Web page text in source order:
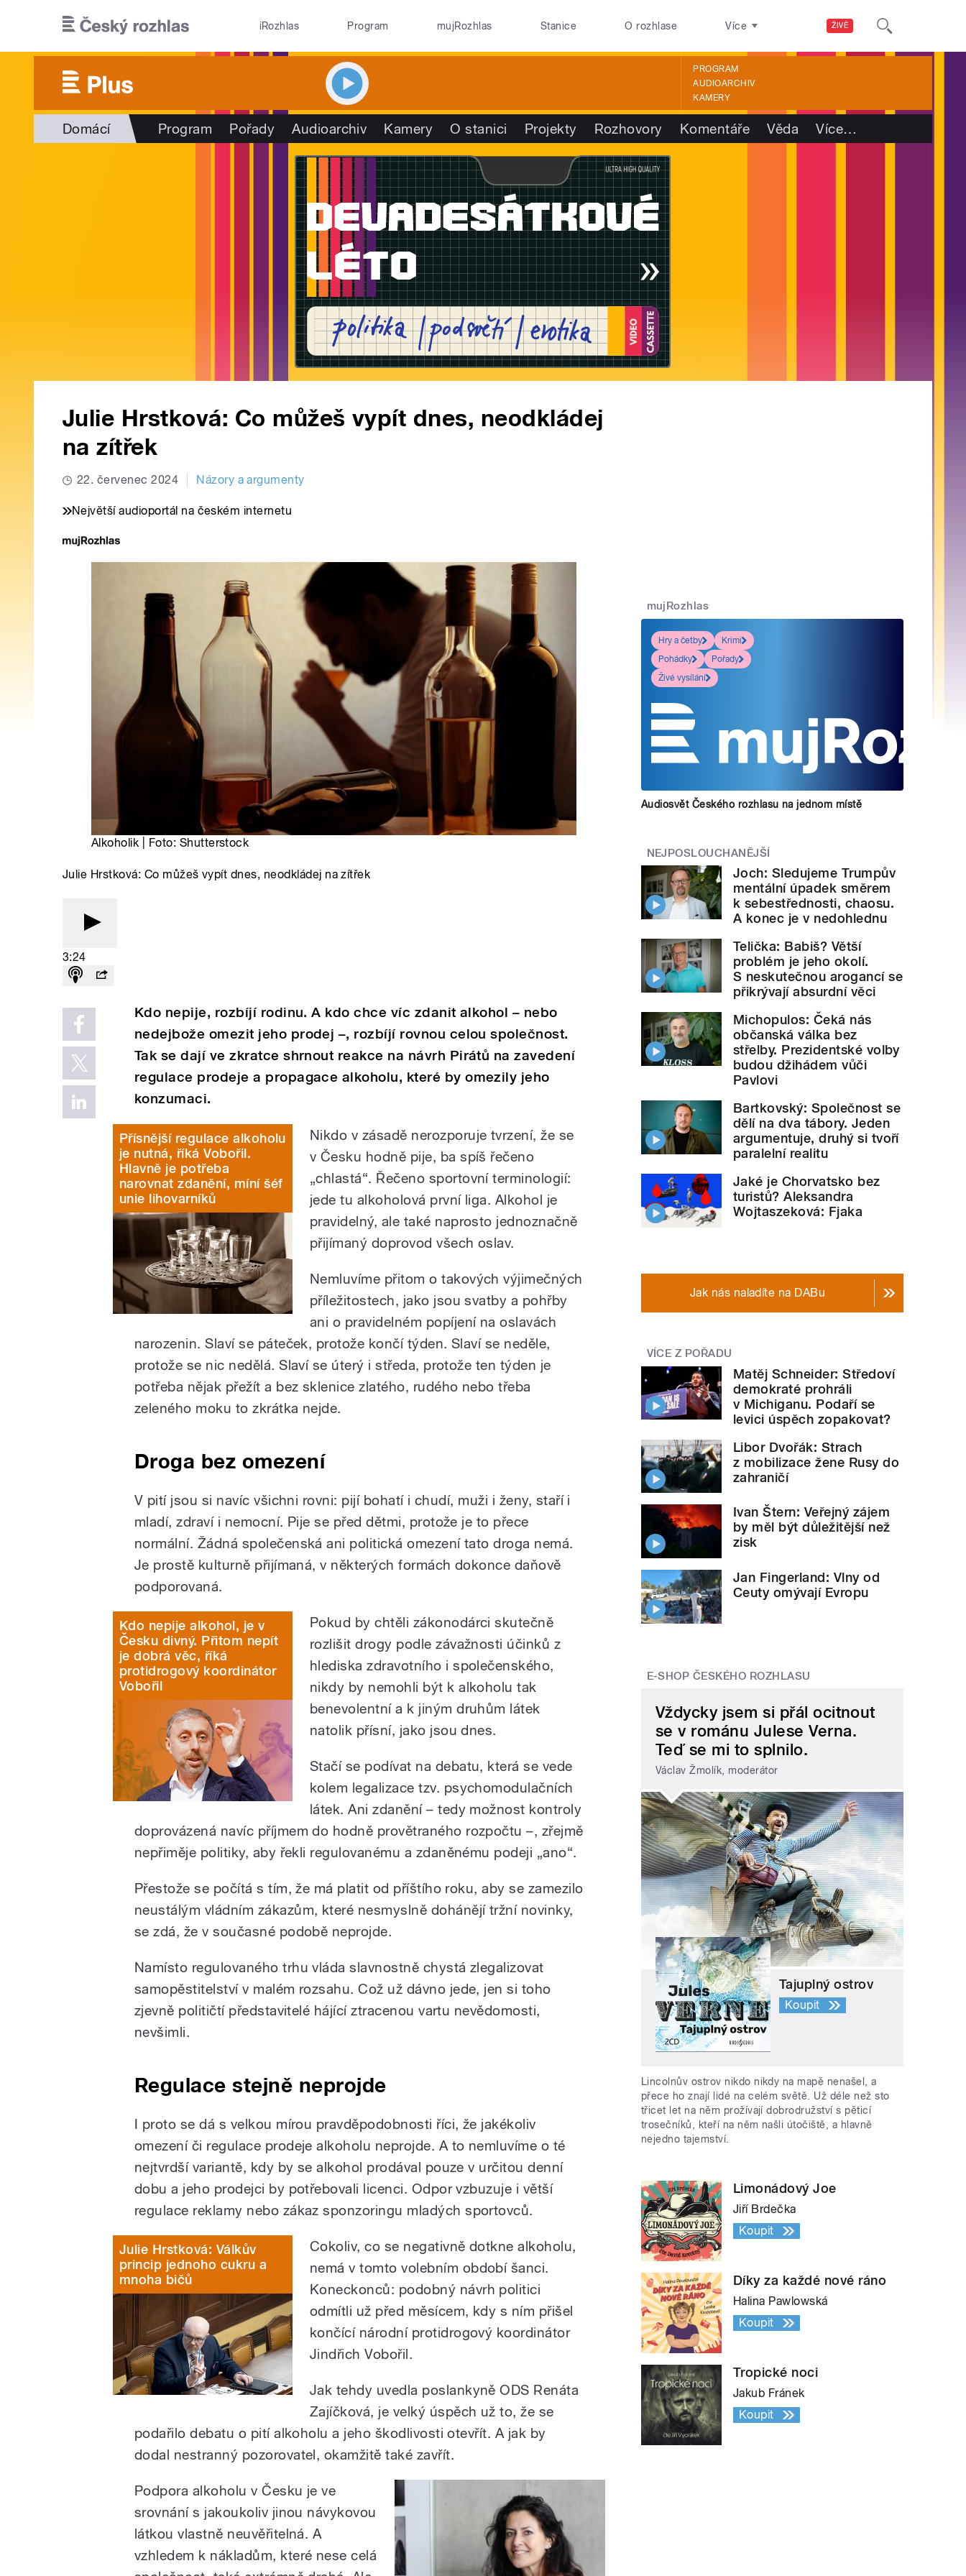
ŽIVĚ
iRozhlas Program mujRozhlas Stanice O rozhlase Více
PROGRAM
AUDIOARCHIV
KAMERY
Domácí Program Pořady Audioarchiv Kamery O stanici Projekty Rozhovory Komentáře Věda Více…
Julie Hrstková: Co můžeš vypít dnes, neodkládej
na zítřek
22. červenec 2024 Názory a argumenty
Největší audioportál na českém internetu
Alkoholik | Foto: Shutterstock
Julie Hrstková: Co můžeš vypít dnes, neodkládej na zítřek
3:24
Kdo nepije, rozbíjí rodinu. A kdo chce víc zdanit alkohol – nebo
nedejbože omezit jeho prodej –, rozbíjí rovnou celou společnost.
Tak se dají ve zkratce shrnout reakce na návrh Pirátů na zavedení
regulace prodeje a propagace alkoholu, které by omezily jeho
konzumaci.
Přísnější regulace alkoholu
je nutná, říká Vobořil.
Hlavně je potřeba
narovnat zdanění, míní šéf
unie lihovarníků
Nikdo v zásadě nerozporuje tvrzení, že se
v Česku hodně pije, ba spíš řečeno
„chlastá“. Řečeno sportovní terminologií:
jede tu alkoholová první liga. Alkohol je
pravidelný, ale také naprosto jednoznačně
přijímaný doprovod všech oslav.
Nemluvíme přitom o takových výjimečných
příležitostech, jako jsou svatby a pohřby
ani o pravidelném popíjení na oslavách
narozenin. Slaví se páteček, protože končí týden. Slaví se neděle,
protože se nic nedělá. Slaví se úterý i středa, protože ten týden je
potřeba nějak přežít a bez sklenice zlatého, rudého nebo třeba
zeleného moku to zkrátka nejde.
Droga bez omezení
V pití jsou si navíc všichni rovni: pijí bohatí i chudí, muži i ženy, staří i
mladí, zdraví i nemocní. Pije se před dětmi, protože je to přece
normální. Žádná společenská ani politická omezení tato droga nemá.
Je prostě kulturně přijímaná, v některých formách dokonce daňově
podporovaná.
Kdo nepije alkohol, je v
Česku divný. Přitom nepít
je dobrá věc, říká
protidrogový koordinátor
Vobořil
Pokud by chtěli zákonodárci skutečně
rozlišit drogy podle závažnosti účinků z
hlediska zdravotního i společenského,
nikdy by nemohli být k alkoholu tak
benevolentní a k jiným druhům látek
natolik přísní, jako jsou dnes.
Stačí se podívat na debatu, která se vede
kolem legalizace tzv. psychomodulačních
látek. Ani zdanění – tedy možnost kontroly
doprovázená navíc příjmem do hodně provětraného rozpočtu –, zřejmě
nepřiměje politiky, aby řekli regulovanému a zdaněnému podeji „ano“.
Přestože se počítá s tím, že má platit od příštího roku, aby se zamezilo
neustálým vládním zákazům, které nesmyslně dohánějí tržní novinky,
se zdá, že v současné podobě neprojde.
Namísto regulovaného trhu vláda slavnostně chystá zlegalizovat
samopěstitelství v malém rozsahu. Což už dávno jede, jen si toho
zjevně političtí představitelé hájící ztracenou vartu nevědomosti,
nevšimli.
Regulace stejně neprojde
I proto se dá s velkou mírou pravděpodobnosti říci, že jakékoliv
omezení či regulace prodeje alkoholu neprojde. A to nemluvíme o té
nejtvrdší variantě, kdy by se alkohol prodával pouze v určitou denní
dobu a jeho prodejci by potřebovali licenci. Odpor vzbuzuje i větší
regulace reklamy nebo zákaz sponzoringu mladých sportovců.
Julie Hrstková: Válkův
princip jednoho cukru a
mnoha bičů
Cokoliv, co se negativně dotkne alkoholu,
nemá v tomto volebním období šanci.
Koneckonců: podobný návrh politici
odmítli už před měsícem, kdy s ním přišel
končící národní protidrogový koordinátor
Jindřich Vobořil.
Jak tehdy uvedla poslankyně ODS Renáta
Zajíčková, je velký úspěch už to, že se
podařilo debatu o pití alkoholu a jeho škodlivosti otevřít. A jak by
dodal nestranný pozorovatel, okamžitě také zavřít.
Podpora alkoholu v Česku je ve
srovnání s jakoukoliv jinou návykovou
látkou vlastně neuvěřitelná. A
vzhledem k nákladům, které nese celá
mujRozhlas
Hry a četby
Krimi
Pohádky
Pořady
Živé vysílání
Audiosvět Českého rozhlasu na jednom místě
NEJPOSLOUCHANĚJŠÍ
Joch: Sledujeme Trumpův
mentální úpadek směrem
k sebestřednosti, chaosu.
A konec je v nedohlednu
Telička: Babiš? Větší
problém je jeho okolí.
S neskutečnou arogancí se
přikrývají absurdní věci
Michopulos: Čeká nás
občanská válka bez
střelby. Prezidentské volby
budou džihádem vůči
Pavlovi
Bartkovský: Společnost se
dělí na dva tábory. Jeden
argumentuje, druhý si tvoří
paralelní realitu
Jaké je Chorvatsko bez
turistů? Aleksandra
Wojtaszeková: Fjaka
Jak nás naladíte na DABu
VÍCE Z POŘADU
Matěj Schneider: Středoví
demokraté prohráli
v Michiganu. Podaří se
levici úspěch zopakovat?
Libor Dvořák: Strach
z mobilizace žene Rusy do
zahraničí
Ivan Štern: Veřejný zájem
by měl být důležitější než
zisk
Jan Fingerland: Vlny od
Ceuty omývají Evropu
E-SHOP ČESKÉHO ROZHLASU
Vždycky jsem si přál ocitnout
se v románu Julese Verna.
Teď se mi to splnilo.
Václav Žmolík, moderátor
Tajuplný ostrov
Koupit
Lincolnův ostrov nikdo nikdy na mapě nenašel, a
přece ho znají lidé na celém světě. Už déle než sto
třicet let na něm prožívají dobrodružství s pěticí
trosečníků, kteří na něm našli útočiště, a hlavně
nejedno tajemství.
Limonádový Joe
Jiří Brdečka
Koupit
Díky za každé nové ráno
Halina Pawlowská
Koupit
Tropické noci
Jakub Fránek
Koupit